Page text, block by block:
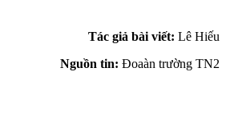
Tác giả bài viết: Lê Hiếu
Nguồn tin: Đoaàn trường TN2